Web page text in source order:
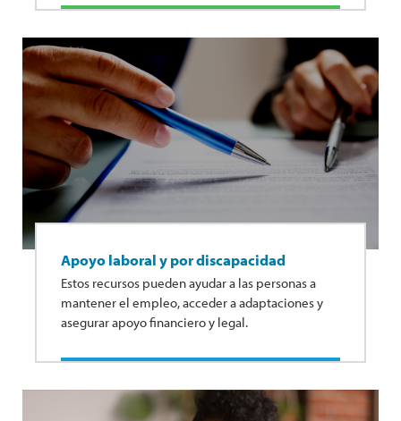
Apoyo laboral y por discapacidad
Estos recursos pueden ayudar a las personas a
mantener el empleo, acceder a adaptaciones y
asegurar apoyo financiero y legal.